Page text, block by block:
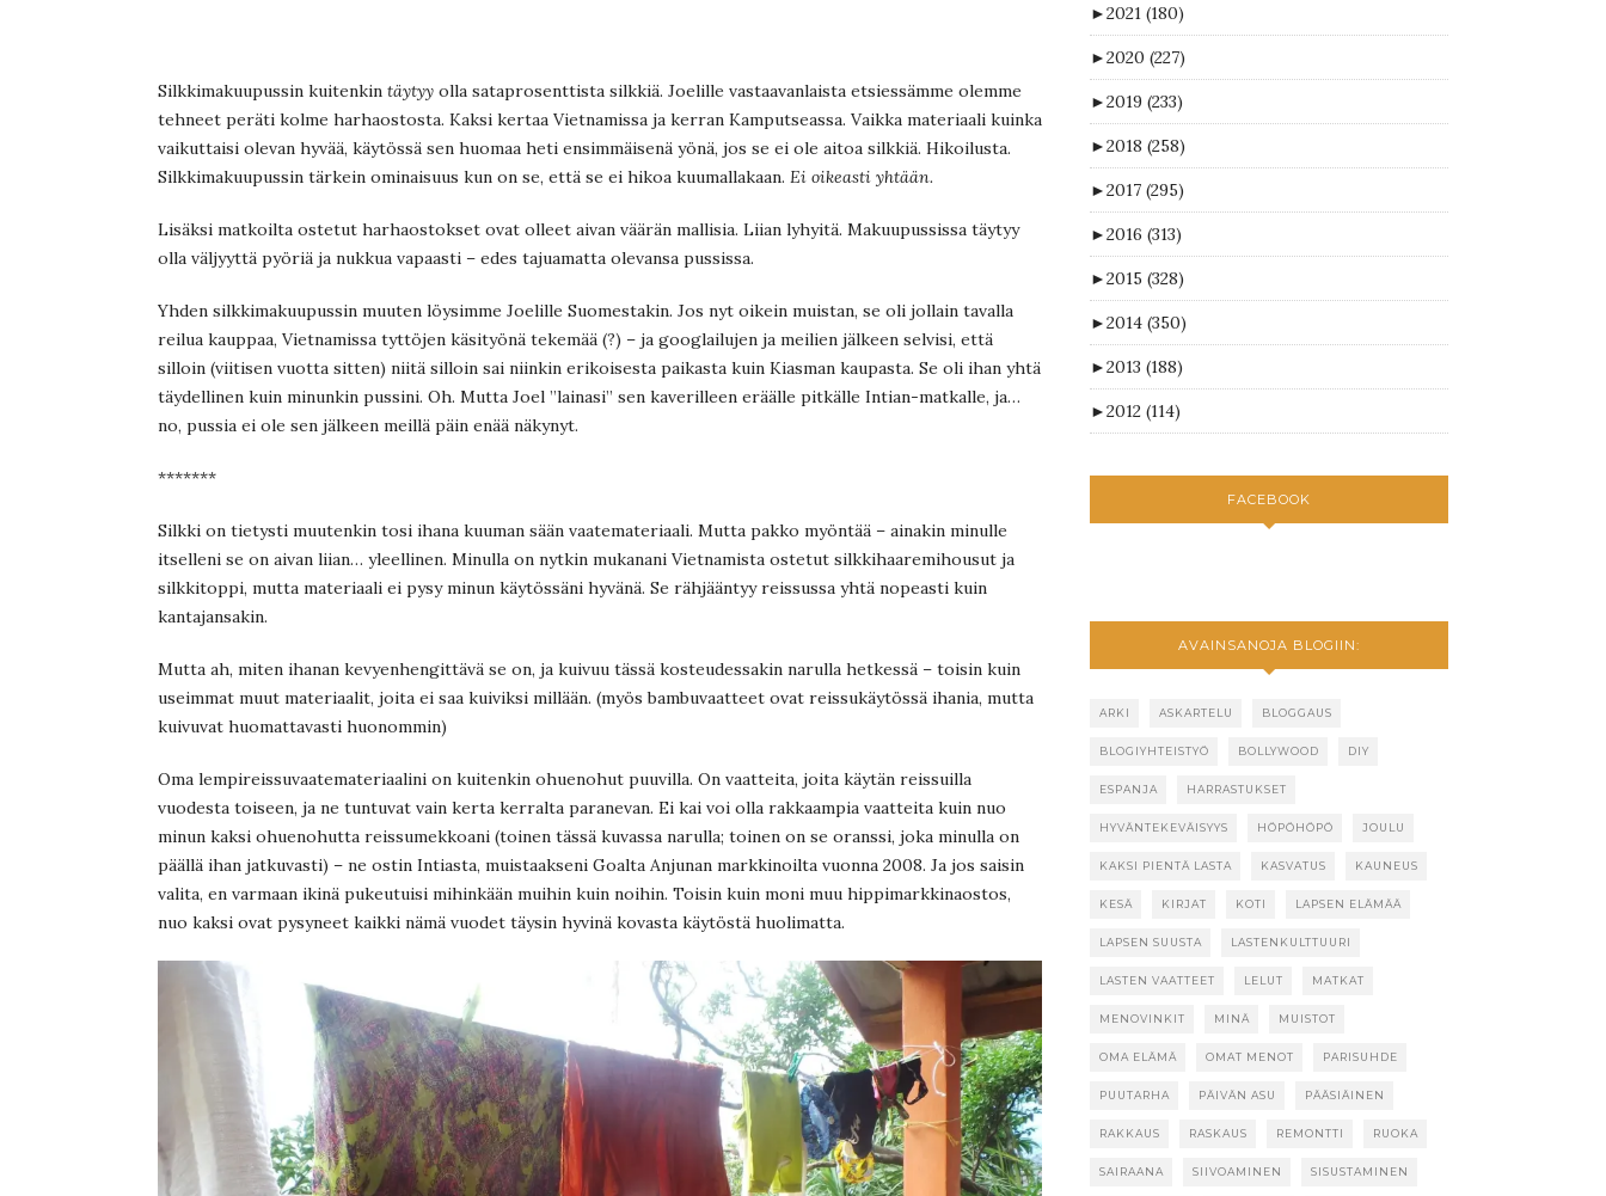
Silkkimakuupussin kuitenkin täytyy olla sataprosenttista silkkiä. Joelille vastaavanlaista etsiessämme olemme
tehneet peräti kolme harhaostosta. Kaksi kertaa Vietnamissa ja kerran Kamputseassa. Vaikka materiaali kuinka
vaikuttaisi olevan hyvää, käytössä sen huomaa heti ensimmäisenä yönä, jos se ei ole aitoa silkkiä. Hikoilusta.
Silkkimakuupussin tärkein ominaisuus kun on se, että se ei hikoa kuumallakaan. Ei oikeasti yhtään.
Lisäksi matkoilta ostetut harhaostokset ovat olleet aivan väärän mallisia. Liian lyhyitä. Makuupussissa täytyy
olla väljyyttä pyöriä ja nukkua vapaasti – edes tajuamatta olevansa pussissa.
Yhden silkkimakuupussin muuten löysimme Joelille Suomestakin. Jos nyt oikein muistan, se oli jollain tavalla
reilua kauppaa, Vietnamissa tyttöjen käsityönä tekemää (?) – ja googlailujen ja meilien jälkeen selvisi, että
silloin (viitisen vuotta sitten) niitä silloin sai niinkin erikoisesta paikasta kuin Kiasman kaupasta.­ Se oli ihan yhtä
täydellinen kuin minunkin pussini. Oh. Mutta Joel ”lainasi” sen kaverilleen eräälle pitkälle Intian-matkalle, ja…
no, pussia ei ole sen jälkeen meillä päin enää näkynyt.
*******
Silkki on tietysti muutenkin tosi ihana kuuman sään vaatemateriaali. Mutta pakko myöntää – ainakin minulle
itselleni se on aivan liian… yleellinen. Minulla on nytkin mukanani Vietnamista ostetut silkkihaaremihousut ja
silkkitoppi, mutta materiaali ei pysy minun käytössäni hyvänä. Se rähjääntyy reissussa yhtä nopeasti kuin
kantajansakin.
Mutta ah, miten ihanan kevyenhengittävä se on, ja kuivuu tässä kosteudessakin narulla hetkessä – toisin kuin
useimmat muut materiaalit, joita ei saa kuiviksi millään. (myös bambuvaatteet ovat reissukäytössä ihania, mutta
kuivuvat huomattavasti huonommin)
Oma lempireissuvaatemateriaalini on kuitenkin ohuenohut puuvilla. On vaatteita, joita käytän reissuilla
vuodesta toiseen, ja ne tuntuvat vain kerta kerralta paranevan. Ei kai voi olla rakkaampia vaatteita kuin nuo
minun kaksi ohuenohutta reissumekkoani (toinen tässä kuvassa narulla; toinen on se oranssi, joka minulla on
päällä ihan jatkuvasti) – ne ostin Intiasta, muistaakseni Goalta Anjunan markkinoilta vuonna 2008. Ja jos saisin
valita, en varmaan ikinä pukeutuisi mihinkään muihin kuin noihin. Toisin kuin moni muu hippimarkkinaostos,
nuo kaksi ovat pysyneet kaikki nämä vuodet täysin hyvinä kovasta käytöstä huolimatta.
►2021 (180)
►2020 (227)
►2019 (233)
►2018 (258)
►2017 (295)
►2016 (313)
►2015 (328)
►2014 (350)
►2013 (188)
►2012 (114)
FACEBOOK
AVAINSANOJA BLOGIIN:
ARKI ASKARTELU BLOGGAUS
BLOGIYHTEISTYÖ BOLLYWOOD DIY
ESPANJA HARRASTUKSET
HYVÄNTEKEVÄISYYS HÖPÖHÖPÖ JOULU
KAKSI PIENTÄ LASTA KASVATUS KAUNEUS
KESÄ KIRJAT KOTI LAPSEN ELÄMÄÄ
LAPSEN SUUSTA LASTENKULTTUURI
LASTEN VAATTEET LELUT MATKAT
MENOVINKIT MINÄ MUISTOT
OMA ELÄMÄ OMAT MENOT PARISUHDE
PUUTARHA PÄIVÄN ASU PÄÄSIÄINEN
RAKKAUS RASKAUS REMONTTI RUOKA
SAIRAANA SIIVOAMINEN SISUSTAMINEN